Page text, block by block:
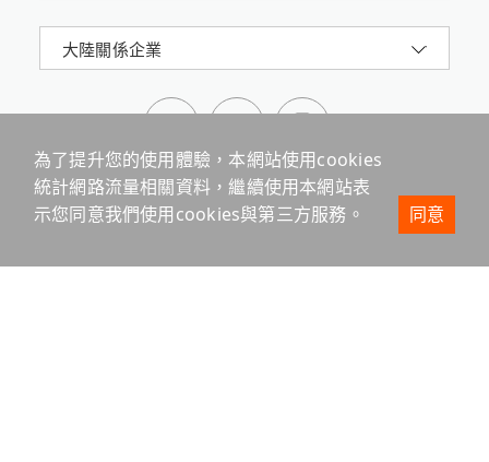
大陸關係企業
為了提升您的使用體驗，本網站使用cookies
統計網路流量相關資料，繼續使用本網站表
示您同意我們使用cookies與第三方服務。
同意